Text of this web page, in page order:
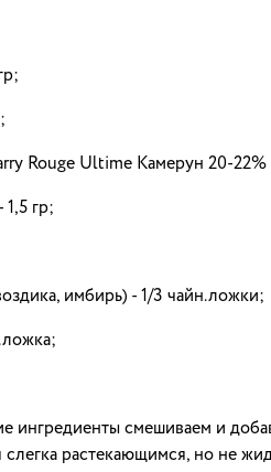
Rouge Ultime Камерун 20-22%
1,5 гр;
имбирь) - 1/3 чайн.ложки;
ингредиенты смешиваем и
слегка растекающимся, но не